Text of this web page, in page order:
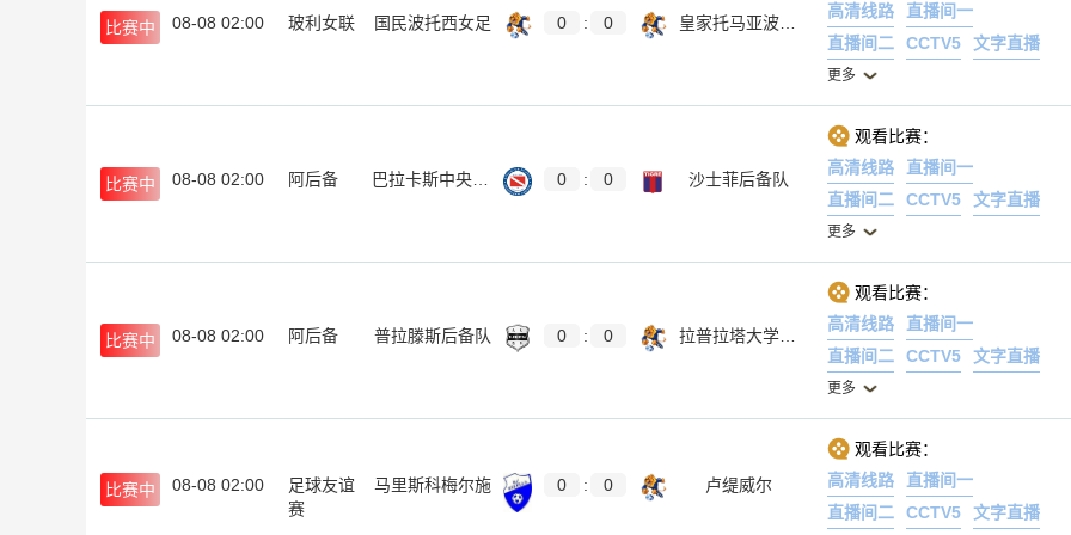
比赛中 08-08 02:00 玻利女联 国民波托西女足 0 : 0
高清线路
直播间一
直播间二
CCTV5 文字直播
更多
比赛中 08-08 02:00 阿后备 0 : 0 沙士菲后备队
观看比赛：
高清线路
直播间一
直播间二
CCTV5 文字直播
更多
比赛中 08-08 02:00 阿后备 普拉滕斯后备队 0 : 0
观看比赛：
高清线路
直播间一
直播间二
CCTV5 文字直播
更多
比赛中 08-08 02:00
足球友谊
赛
马里斯科梅尔施 0 : 0 卢缇威尔
观看比赛：
高清线路
直播间一
直播间二
CCTV5 文字直播